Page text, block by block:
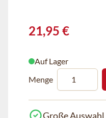
21,95 €
Auf Lager
Menge
Große